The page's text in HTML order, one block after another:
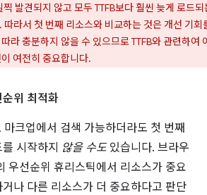
발견되지 않고 모두 TTFB보다 훨씬 늦게 로드되
라서 첫 번째 리소스와 비교하는 것은 개선 기회
라 충분하지 않을 수 있으므로 TTFB와 관련하여
여전히 중요합니다.
위 최적화
크업에서 검색 가능하더라도 첫 번째
시작하지 않을 수도있습니다. 브라우
우선순위 휴리스틱에서 리소스가 중요
나 다른 리소스가 더 중요하다고 판단